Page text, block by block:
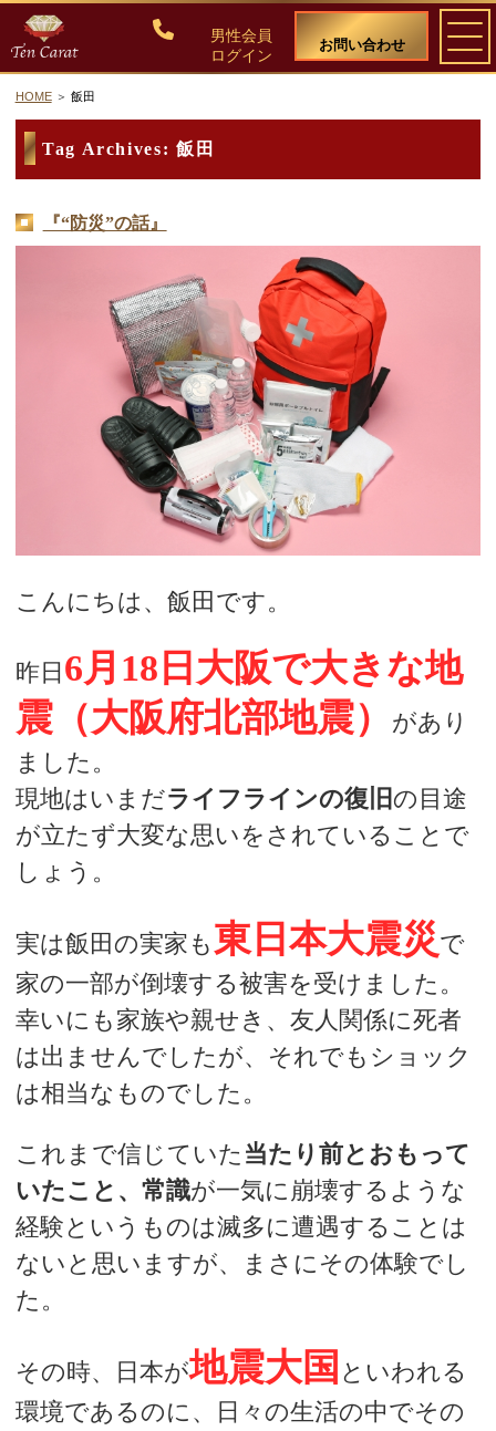
男性会員
ログイン
お問い合わせ
会員比率『１：１０』にこだわる理由
教養ある女性の募集に注力しています
50代・60代のための後悔しない選び方
女性会員の紹介
男性会員様の声
デートまでの流れ
アフィリエイトをご検討の皆様へ。
HOME 飯田
Tag Archives: 飯田
『“防災”の話』
こんにちは、飯田です。
昨日 6月18日大阪で大きな地
震（大阪府北部地震）
があり
ました。
現地はいまだライフラインの復旧の目途
が立たず大変な思いをされていることで
しょう。
実は飯田の実家も 東日本大震災 で
家の一部が倒壊する被害を受けました。
幸いにも家族や親せき、友人関係に死者
は出ませんでしたが、それでもショック
は相当なものでした。
これまで信じていた 当たり前とおもって
いたこと、常識が一気に崩壊するような
経験というものは滅多に遭遇することは
ないと思いますが、まさにその体験でし
た。
その時、日本が地震大国 といわれる
環境であるのに、日々の生活の中でその